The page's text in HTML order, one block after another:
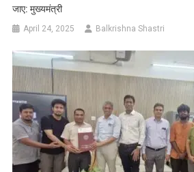
जाए: मुख्यमंत्री
April 24, 2025 Balkrishna Shastri